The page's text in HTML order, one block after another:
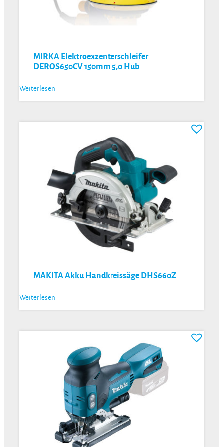
MIRKA Elektroexzenterschleifer
DEROS650CV 150mm 5,0 Hub
Weiterlesen
MAKITA Akku Handkreissäge DHS660Z
Weiterlesen